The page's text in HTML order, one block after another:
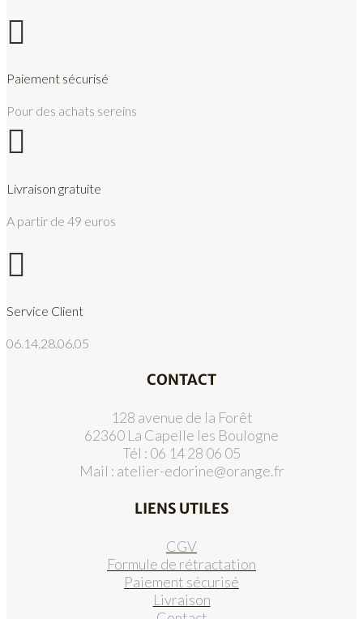

Paiement sécurisé
Pour des achats sereins

Livraison gratuite
A partir de 49 euros

Service Client
06.14.28.06.05
CONTACT
128 avenue de la Forêt
62360 La Capelle les Boulogne
Tél : 06 14 28 06 05
Mail : atelier-edorine@orange.fr
LIENS UTILES
CGV
Formule de rétractation
Paiement sécurisé
Livraison